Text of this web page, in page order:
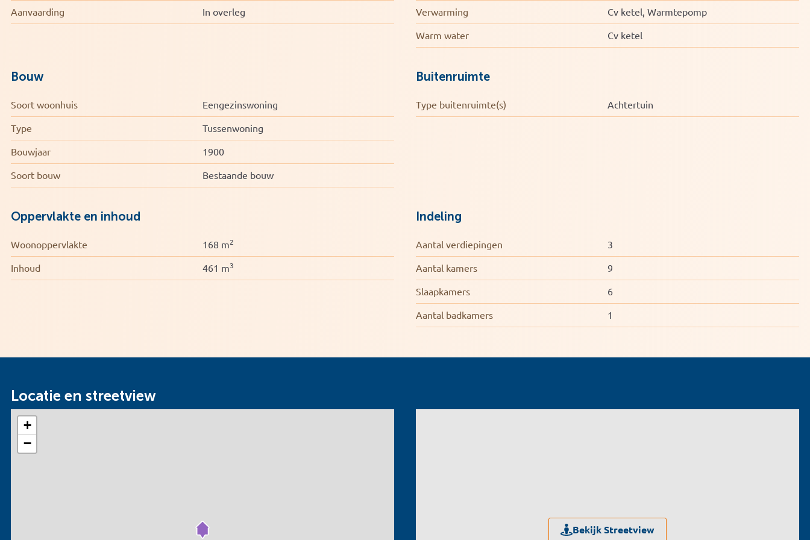
Aanvaarding In overleg Verwarming Cv ketel, Warmtepomp
Warm water Cv ketel
Bouw
Soort woonhuis Eengezinswoning
Type Tussenwoning
Bouwjaar 1900
Soort bouw Bestaande bouw
Buitenruimte
Type buitenruimte(s) Achtertuin
Oppervlakte en inhoud
Woonoppervlakte 168 m2
Inhoud 461 m3
Indeling
Aantal verdiepingen 3
Aantal kamers 9
Slaapkamers 6
Aantal badkamers 1
Locatie en streetview
+
−
Bekijk Streetview